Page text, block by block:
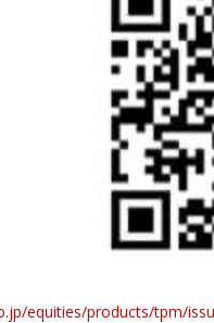
equities/products/tpm/